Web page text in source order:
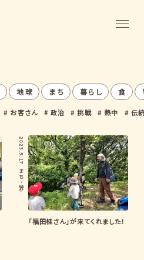
地球 まち 暮らし 食
お客さん 政治 挑戦 熱中 伝
2023.5.17
まち
・
学び
「福田桂さん」が来てくれました！